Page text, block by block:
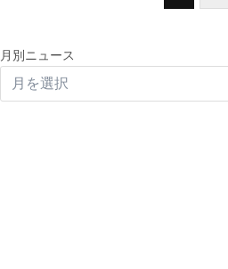
月別ニュース